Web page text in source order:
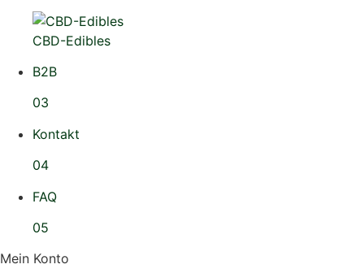
CBD-Edibles
B2B
03
Kontakt
04
FAQ
05
Mein Konto